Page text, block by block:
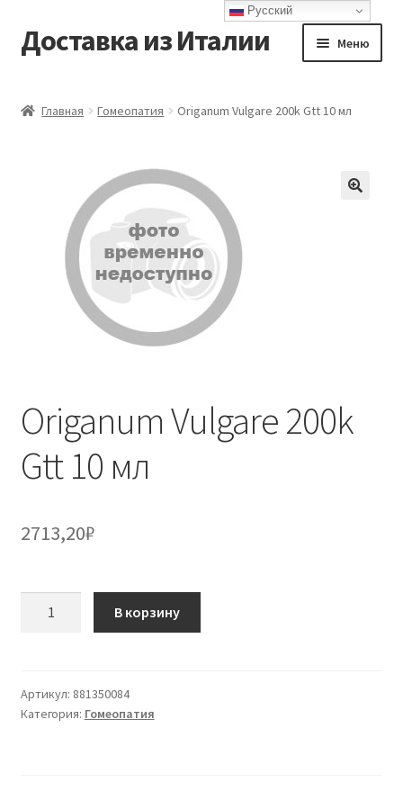
Перейти
к
Перейти
к
Доставка из Италии Меню
Корзина
Мой аккаунт
Оформление заказа
Главная Гомеопатия Origanum Vulgare 200k Gtt 10 мл
Origanum Vulgare 200k
Gtt 10 мл
2713,20₽
200k
Gtt
В корзину
Артикул: 881350084
Категория: Гомеопатия
Русский